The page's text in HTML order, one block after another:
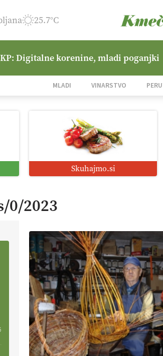
25.7°C
Digitalne korenine, mladi poganjki
MLADI VINARSTVO
Skuhajmo.si
0/2023